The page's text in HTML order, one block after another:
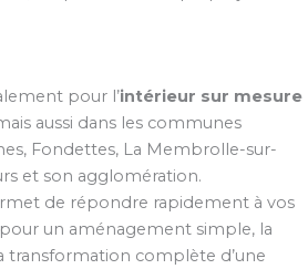
pour l’intérieur sur mesure
aussi dans les communes
Fondettes, La Membrolle-sur-
et son agglomération.
de répondre rapidement à vos
un aménagement simple, la
transformation complète d’une